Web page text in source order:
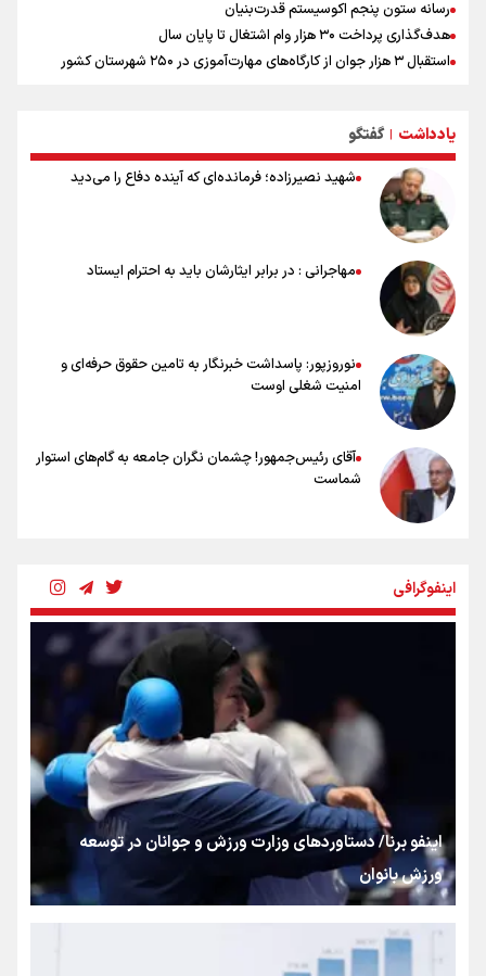
رسانه ستون پنجم اکوسیستم قدرت‌بنیان
هدف‌گذاری پرداخت ۳۰ هزار وام اشتغال تا پایان سال
استقبال ۳ هزار جوان از کارگاه‌های مهارت‌آموزی در ۲۵۰ شهرستان کشور
آمریکاست و ارتباطی به مذاکرات ایران و عمان ندارد
علت نامگذاری ۱۷ مرداد به عنوان روز خبرنگار چیست؟
ورود مواد آلاینده به منابع آب از نگرانی‌های جدی دوران جنگ است/ خطر از
دست رفتن باروری خاک
مروری بر زندگینامه خبرنگار شهید «محمود صارمی»
۱۷ مرداد؛ روز خبرنگار
خانواده شهید لاریجانی: از اظهارات شتاب‌زده درباره چگونگی شهادت اجتناب
کنید
یادداشت | گفتگو
شهید نصیرزاده؛ فرمانده‌ای که آینده دفاع را می‌دید
مهاجرانی : در برابر ایثارشان باید به احترام ایستاد
نوروزپور: پاسداشت خبرنگار به تامین حقوق حرفه‌ای و
امنیت شغلی اوست
آقای رئیس‌جمهور! چشمان نگران جامعه به گام‌های استوار
شماست
بنزین؛ تدبیری برای حفظ امنیت انرژی
«هورامان»؛ میراثی که جهان را شیفته کرد
شکستگیِ بزرگ؛ روایتِ یک استخوان، یک نسل، یک توهم!
رسانه ملی و حق مردم برای شنیدن صدای رئیس‌جمهوری
اینفوگرافی
اینفو برنا/ دستاوردهای وزارت ورزش و جوانان در توسعه
ورزش بانوان